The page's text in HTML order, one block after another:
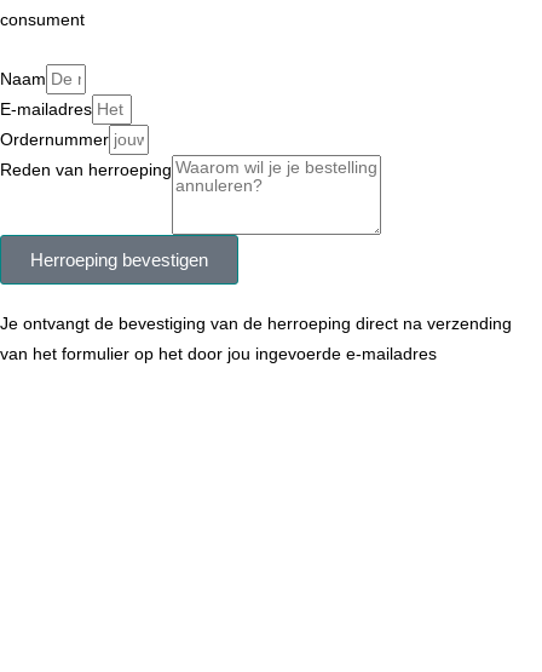
consument
Naam
E-mailadres
Ordernummer
Reden van herroeping
Herroeping bevestigen
Je ontvangt de bevestiging van de herroeping direct na verzending
van het formulier op het door jou ingevoerde e-mailadres